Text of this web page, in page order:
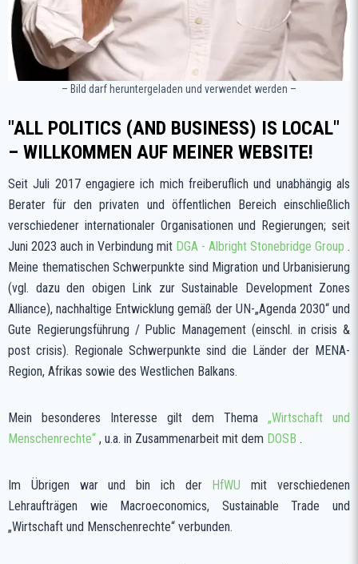
– Bild darf heruntergeladen und verwendet werden –
"ALL POLITICS (AND BUSINESS) IS LOCAL"
– WILLKOMMEN AUF MEINER WEBSITE!
Seit Juli 2017 engagiere ich mich freiberuflich und unabhängig als
Berater für den privaten und öffentlichen Bereich einschließlich
verschiedener internationaler Organisationen und Regierungen; seit
Juni 2023 auch in Verbindung mit DGA - Albright Stonebridge Group .
Meine thematischen Schwerpunkte sind Migration und Urbanisierung
(vgl. dazu den obigen Link zur Sustainable Development Zones
Alliance), nachhaltige Entwicklung gemäß der UN-„Agenda 2030“ und
Gute Regierungsführung / Public Management (einschl. in crisis &
post crisis). Regionale Schwerpunkte sind die Länder der MENA-
Region, Afrikas sowie des Westlichen Balkans.
Mein besonderes Interesse gilt dem Thema „Wirtschaft und
Menschenrechte“ , u.a. in Zusammenarbeit mit dem DOSB .
Im Übrigen war und bin ich der HfWUmit verschiedenen
Lehraufträgen wie Macroeconomics, Sustainable Trade und
„Wirtschaft und Menschenrechte“ verbunden.